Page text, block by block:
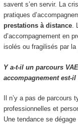
savent s’en servir. La
pratiques
prestations à distance.
d’accompagnement en
isolés ou fragilisés par la
Y a-t-il un parcours
accompagnement est-
Il n’y a pas de parcours
professionnelles et
Une tendance se